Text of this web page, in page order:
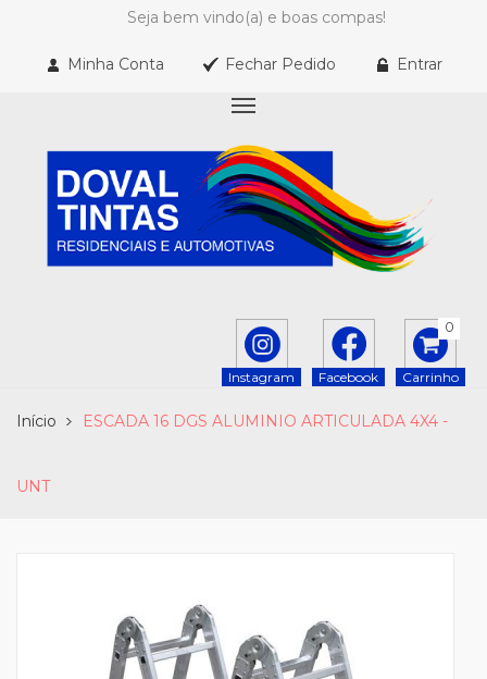
Seja bem vindo(a) e boas compas!
Minha Conta Fechar Pedido Entrar
Carrinho
0
Facebook
Instagram
Início ESCADA 16 DGS ALUMINIO ARTICULADA 4X4 -
UNT